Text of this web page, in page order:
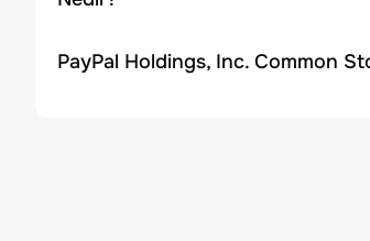
PayPal Holdings, Inc. Common